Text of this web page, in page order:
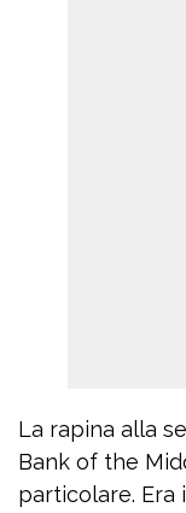
La rapina alla
Bank of the
particolare. Era